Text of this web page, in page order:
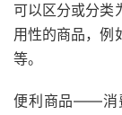
可以区分或分类
用性的商品，例
等。
便利商品——消